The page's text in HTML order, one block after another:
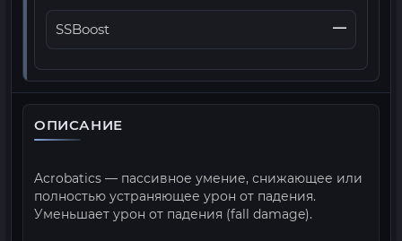
SSBoost —
ОПИСАНИЕ
Acrobatics — пассивное умение, снижающее или
полностью устраняющее урон от падения.
Уменьшает урон от падения (fall damage).